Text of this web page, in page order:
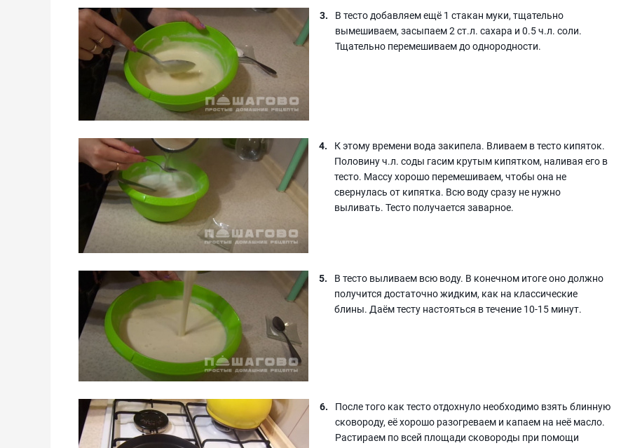
В тесто добавляем ещё 1 стакан муки, тщательно
вымешиваем, засыпаем 2 ст.л. сахара и 0.5 ч.л. соли.
Тщательно перемешиваем до однородности.
К этому времени вода закипела. Вливаем в тесто кипяток.
Половину ч.л. соды гасим крутым кипятком, наливая его в
тесто. Массу хорошо перемешиваем, чтобы она не
свернулась от кипятка. Всю воду сразу не нужно
выливать. Тесто получается заварное.
В тесто выливаем всю воду. В конечном итоге оно должно
получится достаточно жидким, как на классические
блины. Даём тесту настояться в течение 10-15 минут.
После того как тесто отдохнуло необходимо взять блинную
сковороду, её хорошо разогреваем и капаем на неё масло.
Растираем по всей площади сковороды при помощи